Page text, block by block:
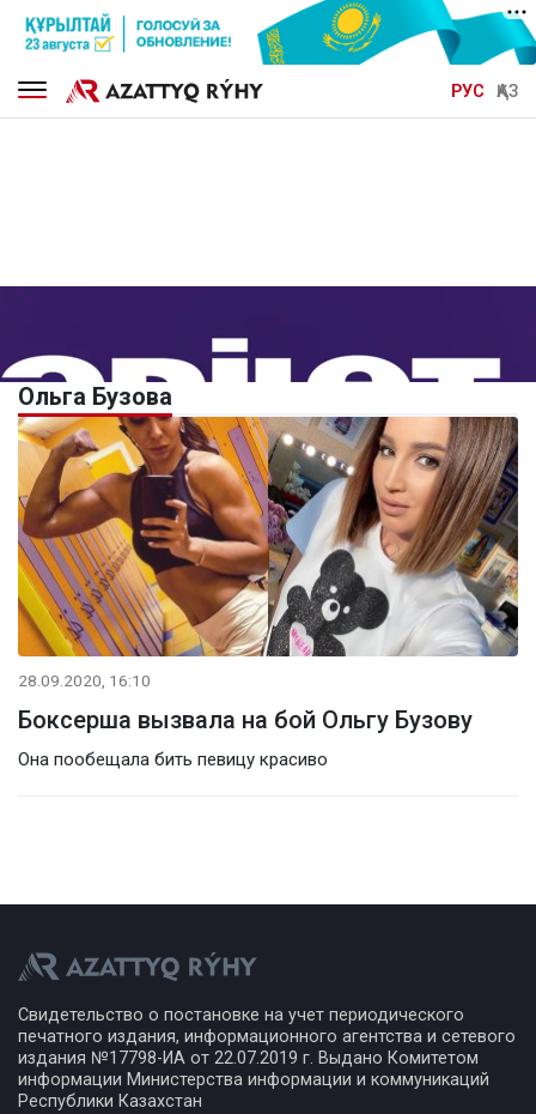
РУС ҚАЗ
Ольга Бузова
28.09.2020, 16:10
Боксерша вызвала на бой Ольгу Бузову
Она пообещала бить певицу красиво
Свидетельство о постановке на учет периодического
печатного издания, информационного агентства и сетевого
издания №17798-ИА от 22.07.2019 г. Выдано Комитетом
информации Министерства информации и коммуникаций
Республики Казахстан